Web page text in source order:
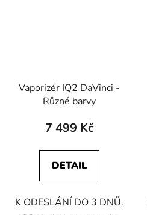
Vaporizér IQ2 DaVinci -
Různé barvy
7 499 Kč
DETAIL
K ODESLÁNÍ DO 3 DNŮ.